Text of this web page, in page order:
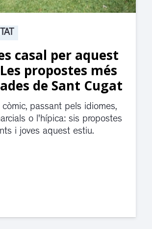
l’activitat als
Rubí fins
per una fuita
guàrdia i el jutjat de
gènere s'han traslladat a